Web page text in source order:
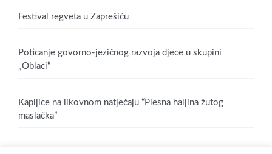
Festival regveta u Zaprešiću
Poticanje govorno-jezičnog razvoja djece u skupini
„Oblaci“
Kapljice na likovnom natječaju “Plesna haljina žutog
maslačka”